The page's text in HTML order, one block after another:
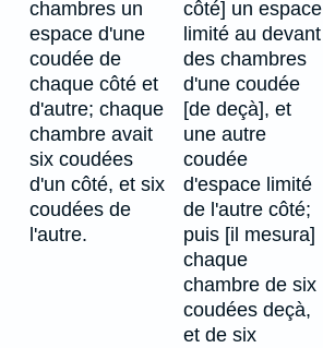
chambres un
espace d'une
coudée de
chaque côté et
d'autre; chaque
chambre avait
six coudées
d'un côté, et six
coudées de
l'autre.
côté] un espace
limité au devant
des chambres
d'une coudée
[de deçà], et
une autre
coudée
d'espace limité
de l'autre côté;
puis [il mesura]
chaque
chambre de six
coudées deçà,
et de six